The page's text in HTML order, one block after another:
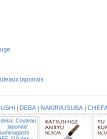
japonais
DEBA| NAKIRI/USUBA| CHEF/